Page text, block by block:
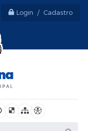
Login / Cadastro